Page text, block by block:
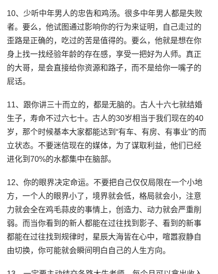
10、少听中年男人的忠告和鸡汤。很多中年男人都是失败
者。要么，他试图通过影响你的行为来证明，自己走过的
歪路是正确的，吃过的苦是值得的。要么，他就是想在你
身上找一找经验年龄的存在感，享受一把好为人师。真正
的大哥，是会直接给你资源和路子，而不是给你一嘴子的
屁话。
11、跟你讲三十而立的，都是无脑的。古人十六七就结婚
生子，寿命不过六七十。古人的30岁相当于我们现在的40
岁，那个时候基本大家都能达到“有车、有房、有事业”的而
立状态。不要迷信现在的媒体，为了谋取利益，他们已经
进化到70%的水都集中在脑部。
12、你的眼界决定命运。不要把自己仅仅局限在一个小地
方，一个人的眼界小了，境界就会低，格局就会小，注意
力就会全在鸡毛蒜皮的事情上，创造力、动力就会严重削
弱。而当你看到的新人都能在过往找到影子、看到的新事
都能在过往找到规律时，星辰大海皆在心中，喧嚣寂静自
由切换，你可能就会瞬间明白自己的人生方向。